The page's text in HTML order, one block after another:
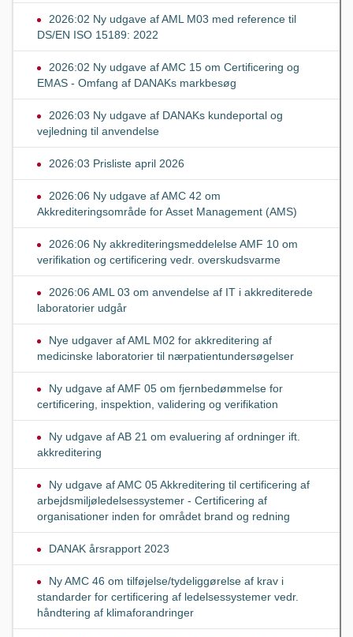
2026:02 Ny udgave af AML M03 med reference til
DS/EN ISO 15189: 2022
2026:02 Ny udgave af AMC 15 om Certificering og
EMAS - Omfang af DANAKs markbesøg
2026:03 Ny udgave af DANAKs kundeportal og
vejledning til anvendelse
2026:03 Prisliste april 2026
2026:06 Ny udgave af AMC 42 om
Akkrediteringsområde for Asset Management (AMS)
2026:06 Ny akkrediteringsmeddelelse AMF 10 om
verifikation og certificering vedr. overskudsvarme
2026:06 AML 03 om anvendelse af IT i akkrediterede
laboratorier udgår
Nye udgaver af AML M02 for akkreditering af
medicinske laboratorier til nærpatientundersøgelser
Ny udgave af AMF 05 om fjernbedømmelse for
certificering, inspektion, validering og verifikation
Ny udgave af AB 21 om evaluering af ordninger ift.
akkreditering
Ny udgave af AMC 05 Akkreditering til certificering af
arbejdsmiljøledelsessystemer - Certificering af
organisationer inden for området brand og redning
DANAK årsrapport 2023
Ny AMC 46 om tilføjelse/tydeliggørelse af krav i
standarder for certificering af ledelsessystemer vedr.
håndtering af klimaforandringer